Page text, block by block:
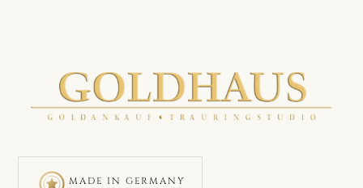
MADE IN GERMANY